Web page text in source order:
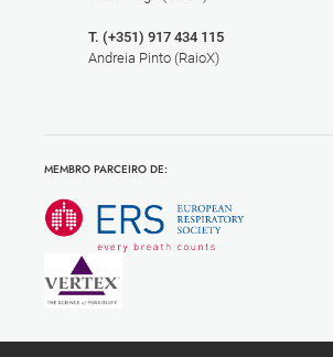
T. (+351) 917 434 115
Andreia Pinto (RaioX)
MEMBRO PARCEIRO DE: